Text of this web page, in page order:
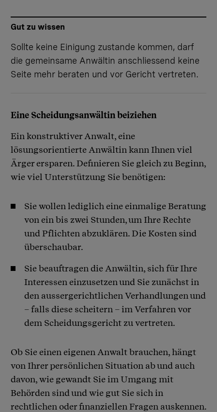
Gut zu wissen
Sollte keine Einigung zustande kommen, darf
die gemeinsame Anwältin anschliessend keine
Seite mehr beraten und vor Gericht vertreten.
Eine Scheidungsanwältin beiziehen
Ein konstruktiver Anwalt, eine
lösungsorientierte Anwältin kann Ihnen viel
Ärger ersparen. Definieren Sie gleich zu Beginn,
wie viel Unterstützung Sie benötigen:
Sie wollen lediglich eine einmalige Beratung
von ein bis zwei Stunden, um Ihre Rechte
und Pflichten abzuklären. Die Kosten sind
überschaubar.
Sie beauftragen die Anwältin, sich für Ihre
Interessen einzusetzen und Sie zunächst in
den aussergerichtlichen Verhandlungen und
– falls diese scheitern – im Verfahren vor
dem Scheidungsgericht zu vertreten.
Ob Sie einen eigenen Anwalt brauchen, hängt
von Ihrer persönlichen Situation ab und auch
davon, wie gewandt Sie im Umgang mit
Behörden sind und wie gut Sie sich in
rechtlichen oder finanziellen Fragen auskennen.